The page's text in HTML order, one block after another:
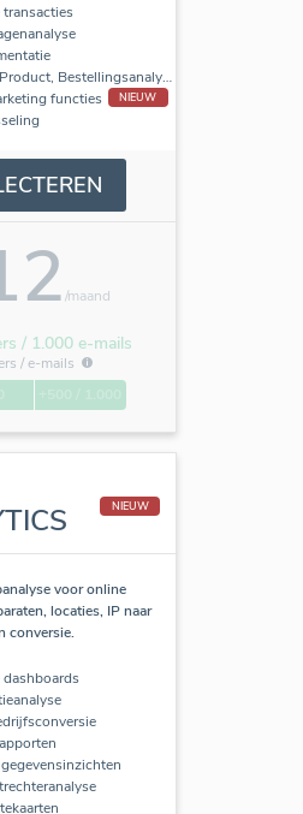
transacties
Verkoop, Product, Bestellingsanalyse
functies
NIEUW
/maand
/ 1.000 e-mails
/e-mails
NIEUW
voor online
locaties, IP naar
conversie.
dashboards